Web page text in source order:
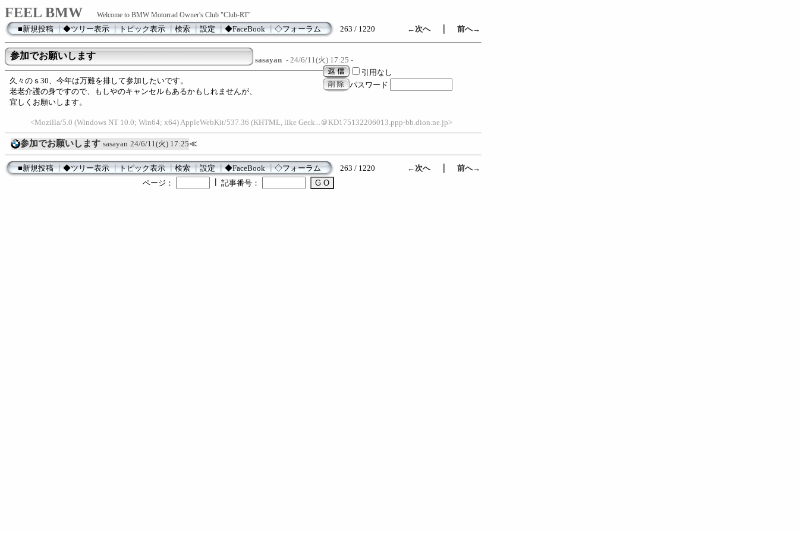
FEEL BMW Welcome to BMW Motorrad Owner's Club "Club-RT"
■新規投稿┃◆ツリー表示┃トピック表示┃検索┃設定┃◆FaceBook┃◇フォーラム 263 / 1220 ←次へ｜ 前へ→
参加でお願いします sasayan - 24/6/11(火) 17:25 -
引用なし
パスワード
久々のｓ30、今年は万難を排して参加したいです。
老老介護の身ですので、もしやのキャンセルもあるかもしれませんが、
宜しくお願いします。
<Mozilla/5.0 (Windows NT 10.0; Win64; x64) AppleWebKit/537.36 (KHTML, like Geck...＠KD175132206013.ppp-bb.dion.ne.jp>
参加でお願いします sasayan 24/6/11(火) 17:25≪
■新規投稿┃◆ツリー表示┃トピック表示┃検索┃設定┃◆FaceBook┃◇フォーラム 263 / 1220 ←次へ｜ 前へ→
ページ：
記事番号：